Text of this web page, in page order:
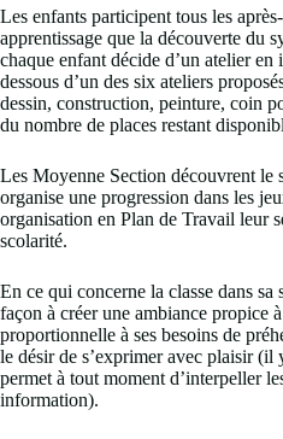
Les enfants participent tous les
apprentissage que la découverte du
chaque enfant décide d’un atelier
dessous d’un des six ateliers
dessin, construction, peinture, coin
du nombre de places restant
Les Moyenne Section découvrent le
organise une progression dans les
organisation en Plan de Travail leur
scolarité.
En ce qui concerne la classe dans
façon à créer une ambiance propice à
proportionnelle à ses besoins de
le désir de s’exprimer avec plaisir (il
permet à tout moment d’interpeller
information).